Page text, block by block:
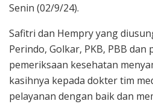
Senin (02/9/24).
Safitri dan Hempry yang
Perindo, Golkar, PKB, PBB
pemeriksaan kesehatan
kasihnya kepada dokter tim
pelayanan dengan baik dan